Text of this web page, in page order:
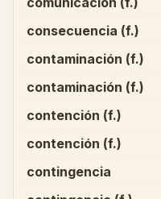
consecuencia (f.)
contaminación (f.)
contaminación (f.)
contención (f.)
contención (f.)
contingencia